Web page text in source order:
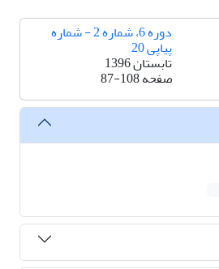
دوره 6، شماره 2 - شماره
پیاپی 20
تابستان 1396
صفحه87-108